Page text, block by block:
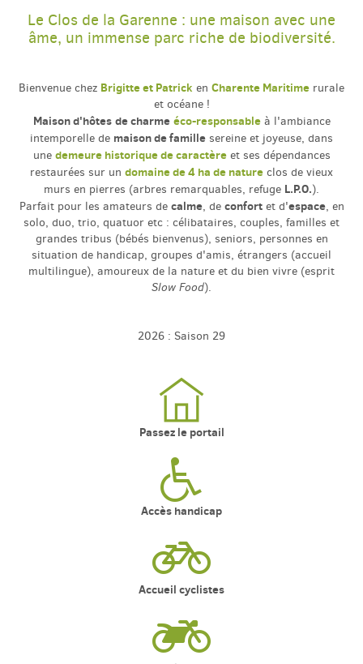
Le Clos de la Garenne : une maison avec une
âme, un immense parc riche de biodiversité.
Bienvenue chez Brigitte et Patrick en Charente Maritime rurale
et océane !
Maison d'hôtes de charme éco-responsableà l'ambiance
intemporelle de maison de famille sereine et joyeuse, dans
une demeure historique de caractèreet ses dépendances
restaurées sur un domaine de 4 ha de nature clos de vieux
murs en pierres (arbres remarquables, refuge L.P.O.).
Parfait pour les amateurs de calme, de confortet d'espace, en
solo, duo, trio, quatuor etc : célibataires, couples, familles et
grandes tribus (bébés bienvenus), seniors, personnes en
situation de handicap, groupes d'amis, étrangers (accueil
multilingue), amoureux de la nature et du bien vivre (esprit
Slow Food).
2026 : Saison 29
Passez le portail
Accès handicap
Accueil cyclistes